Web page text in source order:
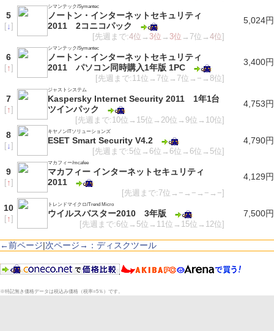
5
[↓]
シマンテック/Symantec
ノートン・インターネットセキュリティ
2011 2コニコパック
[先週まで:4位 → 3位 → 3位 →7位→4位]
5,024円
6
[↑]
シマンテック/Symantec
ノートン・インターネットセキュリティ
2011 パソコン同時購入1年版 1PC
[先週まで:11位→7位→7位→−→8位]
3,400円
7
[↑]
ジャストシステム
Kaspersky Internet Security 2011 1年1台
ツインパック
[先週まで:10位→15位→20位→9位→10位]
4,753円
8
[↓]
キヤノンITソリューションズ
ESET Smart Security V4.2
[先週まで:5位→6位→6位→6位→5位]
4,790円
9
[↑]
マカフィー/mcafee
マカフィー インターネットセキュリティ
2011
[先週まで:7位→−→−→−→−]
4,129円
10
[↑]
トレンドマイクロ/Trend Micro
ウイルスバスター2010 3年版
[先週まで:6位→5位→11位→15位→12位]
7,500円
←前ページ|次ページ→：ディスクツール
※特記無き価格データは税込み価格（税率=5％）です。